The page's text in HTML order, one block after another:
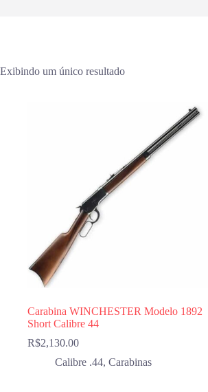
Exibindo um único resultado
Carabina WINCHESTER Modelo 1892
Short Calibre 44
R$2,130.00
Calibre .44, Carabinas